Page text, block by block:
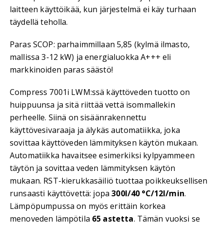
laitteen käyttöikää, kun järjestelmä ei käy turhaan
täydellä teholla.
Paras SCOP: parhaimmillaan 5,85 (kylmä ilmasto,
mallissa 3-12 kW) ja energialuokka A+++ eli
markkinoiden paras säästö!
Compress 7001i LWM:ssä käyttöveden tuotto on
huippuunsa ja sitä riittää vettä isommallekin
perheelle. Siinä on sisäänrakennettu
käyttövesivaraaja ja älykäs automatiikka, joka
sovittaa käyttöveden lämmityksen käytön mukaan.
Automatiikka havaitsee esimerkiksi kylpyammeen
täytön ja sovittaa veden lämmityksen käytön
mukaan. RST-kierukkasäiliö tuottaa poikkeuksellisen
runsaasti käyttövettä: jopa300l/40 °C/12l/min.
Lämpöpumpussa on myös erittäin korkea
menoveden lämpötila 65 astetta. Tämän vuoksi se